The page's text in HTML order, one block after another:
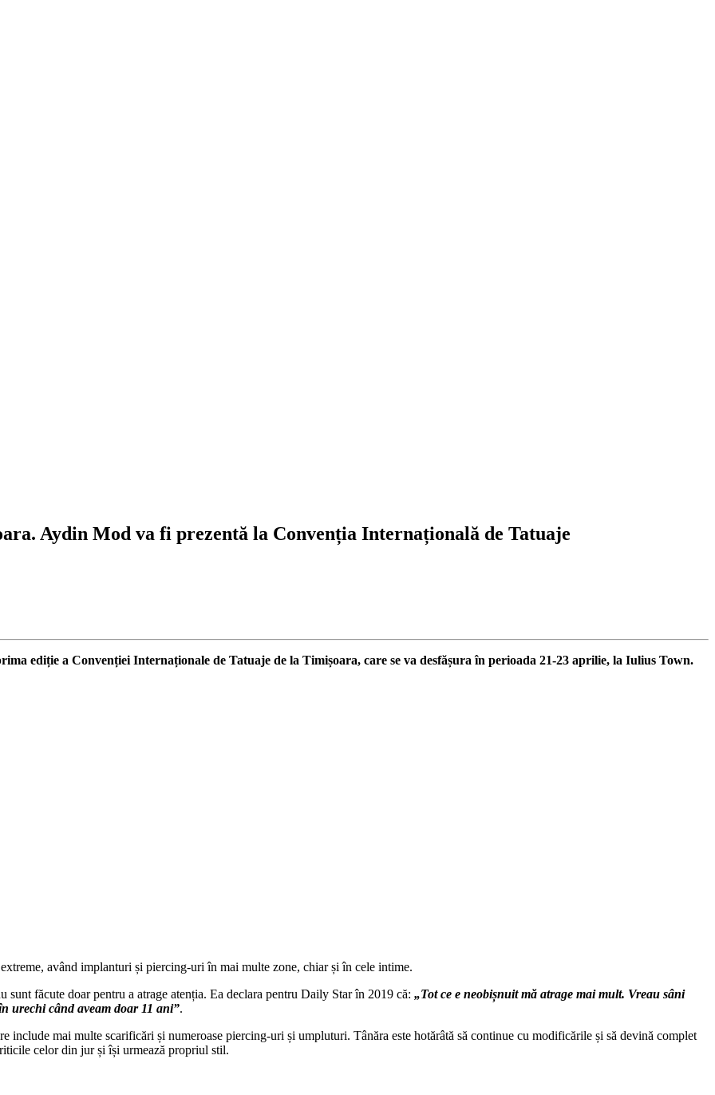
Aydin Mod va fi prezentă la Convenția Internațională de Tatuaje
ediție a Convenției Internaționale de Tatuaje de la Timișoara, care se va desfășura în perioada 21-23 aprilie, la Iulius Town.
având implanturi și piercing-uri în mai multe zone, chiar și în cele intime.
făcute doar pentru a atrage atenția. Ea declara pentru Daily Star în 2019 că: „Tot ce e neobișnuit mă atrage mai mult. Vreau sâni
urechi când aveam doar 11 ani”.
include mai multe scarificări și numeroase piercing-uri și umpluturi. Tânăra este hotărâtă să continue cu modificările și să devină complet
celor din jur și își urmează propriul stil.